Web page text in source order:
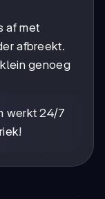
af met
afbreekt.
genoeg
werkt 24/7